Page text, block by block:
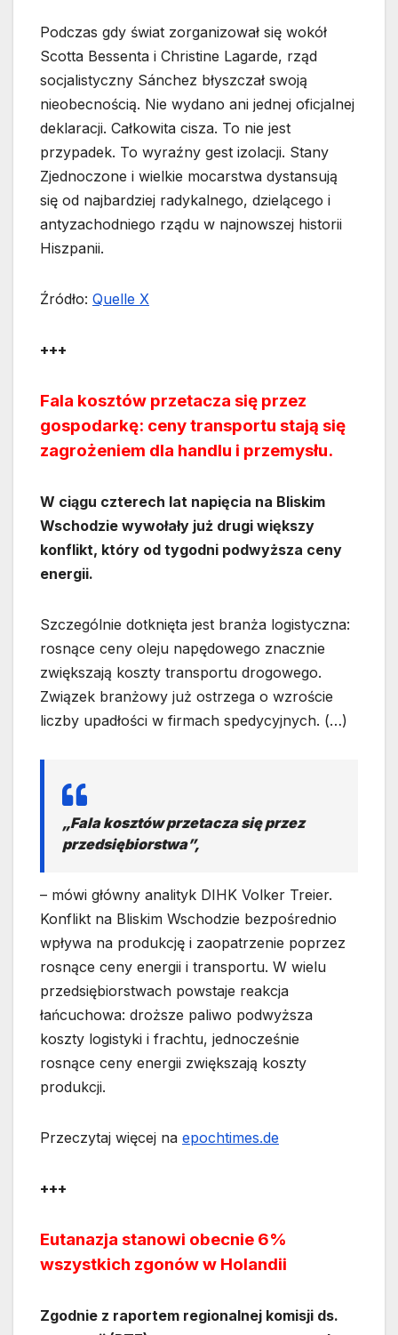
Podczas gdy świat zorganizował się wokół
Scotta Bessenta i Christine Lagarde, rząd
socjalistyczny Sánchez błyszczał swoją
nieobecnością. Nie wydano ani jednej oficjalnej
deklaracji. Całkowita cisza. To nie jest
przypadek. To wyraźny gest izolacji. Stany
Zjednoczone i wielkie mocarstwa dystansują
się od najbardziej radykalnego, dzielącego i
antyzachodniego rządu w najnowszej historii
Hiszpanii.
Źródło: Quelle X
+++
Fala kosztów przetacza się przez
gospodarkę: ceny transportu stają się
zagrożeniem dla handlu i przemysłu.
W ciągu czterech lat napięcia na Bliskim
Wschodzie wywołały już drugi większy
konflikt, który od tygodni podwyższa ceny
energii.
Szczególnie dotknięta jest branża logistyczna:
rosnące ceny oleju napędowego znacznie
zwiększają koszty transportu drogowego.
Związek branżowy już ostrzega o wzroście
liczby upadłości w firmach spedycyjnych. (…)
„Fala kosztów przetacza się przez
przedsiębiorstwa”,
– mówi główny analityk DIHK Volker Treier.
Konflikt na Bliskim Wschodzie bezpośrednio
wpływa na produkcję i zaopatrzenie poprzez
rosnące ceny energii i transportu. W wielu
przedsiębiorstwach powstaje reakcja
łańcuchowa: droższe paliwo podwyższa
koszty logistyki i frachtu, jednocześnie
rosnące ceny energii zwiększają koszty
produkcji.
Przeczytaj więcej na epochtimes.de
+++
Eutanazja stanowi obecnie 6%
wszystkich zgonów w Holandii
Zgodnie z raportem regionalnej komisji ds.